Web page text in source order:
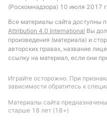
(Роскомнадзора) 10 июля 2017
Все материалы сайта доступны
Attribution 4.0 International Вы
произведения (материала) и
авторских правах, название
ссылку на материал, если они
Играйте осторожно. При
зависимости обратитесь к
Материалы сайта
старше 18 лет (18+)